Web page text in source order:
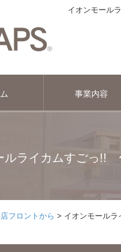
イオンモール
事業内容
ルライカムすごっ!!
フロントから
イオンモール